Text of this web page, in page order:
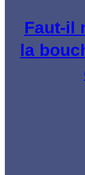
Faut-il
la